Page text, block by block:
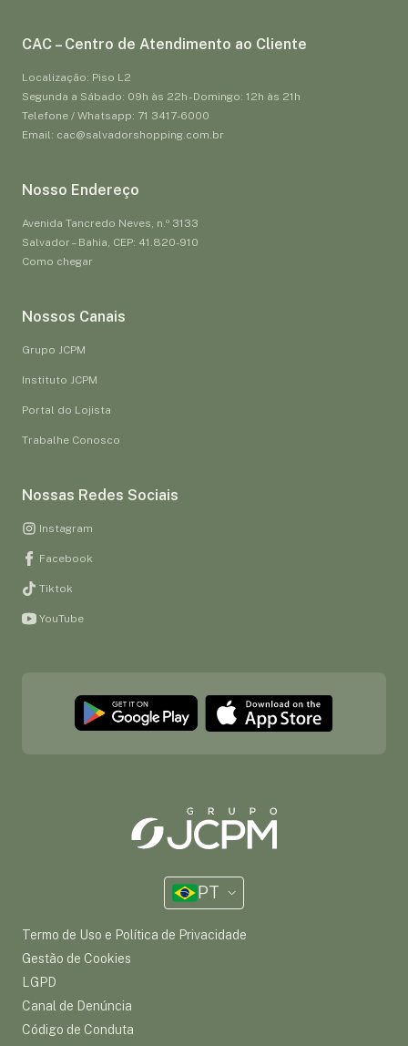
CAC – Centro de Atendimento ao Cliente
Localização: Piso L2
Segunda a Sábado: 09h às 22h - Domingo: 12h às 21h
Telefone / Whatsapp: 71 3417-6000
Email: cac@salvadorshopping.com.br
Nosso Endereço
Avenida Tancredo Neves, n.º 3133
Salvador – Bahia, CEP: 41.820-910
Como chegar
Nossos Canais
Grupo JCPM
Instituto JCPM
Portal do Lojista
Trabalhe Conosco
Nossas Redes Sociais
Instagram
Facebook
Tiktok
YouTube
PT
Termo de Uso e Política de Privacidade
Gestão de Cookies
LGPD
Canal de Denúncia
Código de Conduta